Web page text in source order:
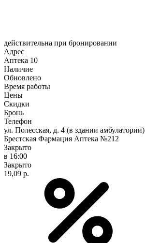
действительна при бронировании
Адрес
Аптека 10
Наличие
Обновлено
Время работы
Цены
Скидки
Бронь
Телефон
ул. Полесская, д. 4 (в здании амбулатории)
Брестская Фармация Аптека №212
Закрыто
в 16:00
Закрыто
19,09 р.